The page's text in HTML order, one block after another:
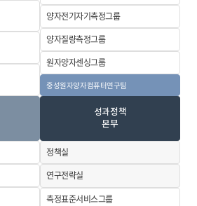
양자전기자기측정그룹
양자질량측정그룹
원자양자센싱그룹
중성원자양자컴퓨터연구팀
성과정책
본부
정책실
연구전략실
측정표준서비스그룹